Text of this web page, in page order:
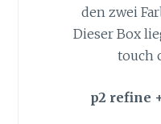
den zwei
Dieser Box
touch
p2 refine